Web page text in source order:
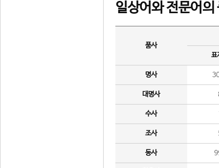
일상어와 전문어의
품사
표
명사
대명사
수사
조사
동사